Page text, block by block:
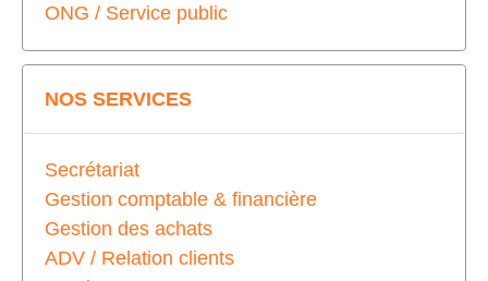
ONG / Service public
NOS SERVICES
Secrétariat
Gestion comptable & financière
Gestion des achats
ADV / Relation clients